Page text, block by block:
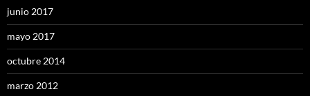
junio 2017
mayo 2017
octubre 2014
marzo 2012